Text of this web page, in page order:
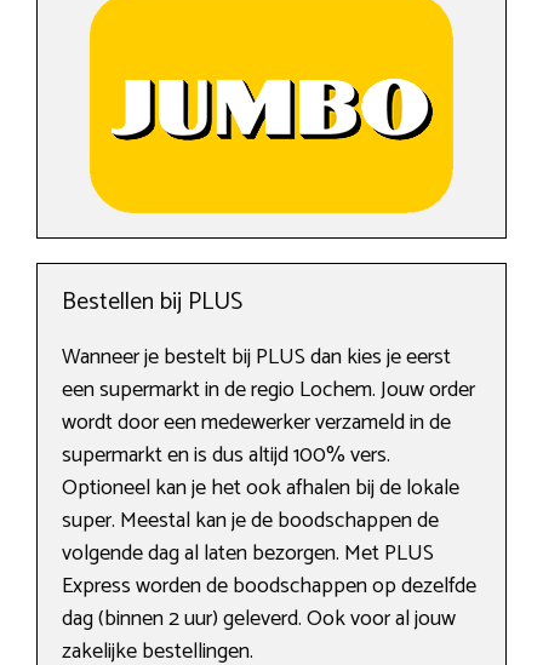
Bestellen bij PLUS
Wanneer je bestelt bij PLUS dan kies je eerst
een supermarkt in de regio Lochem. Jouw order
wordt door een medewerker verzameld in de
supermarkt en is dus altijd 100% vers.
Optioneel kan je het ook afhalen bij de lokale
super. Meestal kan je de boodschappen de
volgende dag al laten bezorgen. Met PLUS
Express worden de boodschappen op dezelfde
dag (binnen 2 uur) geleverd. Ook voor al jouw
zakelijke bestellingen.